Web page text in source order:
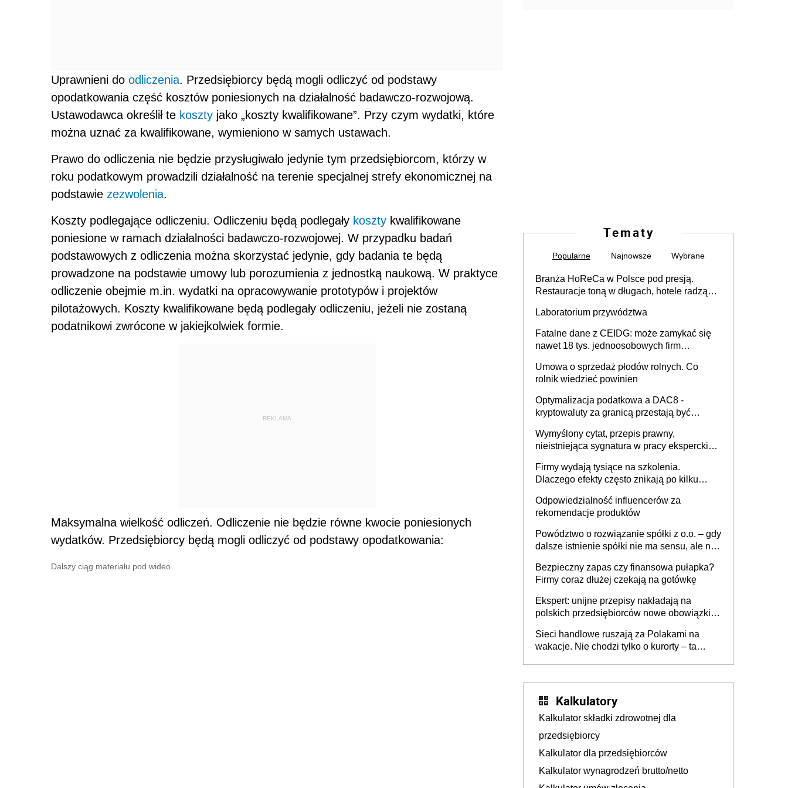
Uprawnieni do odliczenia. Przedsiębiorcy będą mogli odliczyć od podstawy
opodatkowania część kosztów poniesionych na działalność badawczo-rozwojową.
Ustawodawca określił te koszty jako „koszty kwalifikowane”. Przy czym wydatki, które
można uznać za kwalifikowane, wymieniono w samych ustawach.
Prawo do odliczenia nie będzie przysługiwało jedynie tym przedsiębiorcom, którzy w
roku podatkowym prowadzili działalność na terenie specjalnej strefy ekonomicznej na
podstawie zezwolenia.
Koszty podlegające odliczeniu. Odliczeniu będą podlegały koszty kwalifikowane
poniesione w ramach działalności badawczo-rozwojowej. W przypadku badań
podstawowych z odliczenia można skorzystać jedynie, gdy badania te będą
prowadzone na podstawie umowy lub porozumienia z jednostką naukową. W praktyce
odliczenie obejmie m.in. wydatki na opracowywanie prototypów i projektów
pilotażowych. Koszty kwalifikowane będą podlegały odliczeniu, jeżeli nie zostaną
podatnikowi zwrócone w jakiejkolwiek formie.
REKLAMA
Maksymalna wielkość odliczeń. Odliczenie nie będzie równe kwocie poniesionych
wydatków. Przedsiębiorcy będą mogli odliczyć od podstawy opodatkowania:
Dalszy ciąg materiału pod wideo
Tematy
Popularne Najnowsze Wybrane
Branża HoReCa w Polsce pod presją.
Restauracje toną w długach, hotele radzą
Laboratorium przywództwa
Fatalne dane z CEIDG: może zamykać się
nawet 18 tys. jednoosobowych firm
Umowa o sprzedaż płodów rolnych. Co
rolnik wiedzieć powinien
Optymalizacja podatkowa a DAC8 -
kryptowaluty za granicą przestają być
Wymyślony cytat, przepis prawny,
nieistniejąca sygnatura w pracy eksperckiej -
firmie
Firmy wydają tysiące na szkolenia.
Dlaczego efekty często znikają po kilku
Odpowiedzialność influencerów za
rekomendacje produktów
Powództwo o rozwiązanie spółki z o.o. – gdy
dalsze istnienie spółki nie ma sensu, ale nie
Bezpieczny zapas czy finansowa pułapka?
Firmy coraz dłużej czekają na gotówkę
Ekspert: unijne przepisy nakładają na
polskich przedsiębiorców nowe obowiązki w
Sieci handlowe ruszają za Polakami na
wakacje. Nie chodzi tylko o kurorty – ta
Kalkulatory
Kalkulator składki zdrowotnej dla
przedsiębiorcy
Kalkulator dla przedsiębiorców
Kalkulator wynagrodzeń brutto/netto